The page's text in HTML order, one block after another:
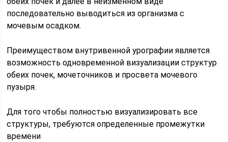
последовательно выводиться из организма с
мочевым осадком.
Преимуществом внутривенной урографии является
возможность одновременной визуализации структур
обеих почек, мочеточников и просвета мочевого
пузыря.
Для того чтобы полностью визуализировать все
структуры, требуются определенные промежутки
времени